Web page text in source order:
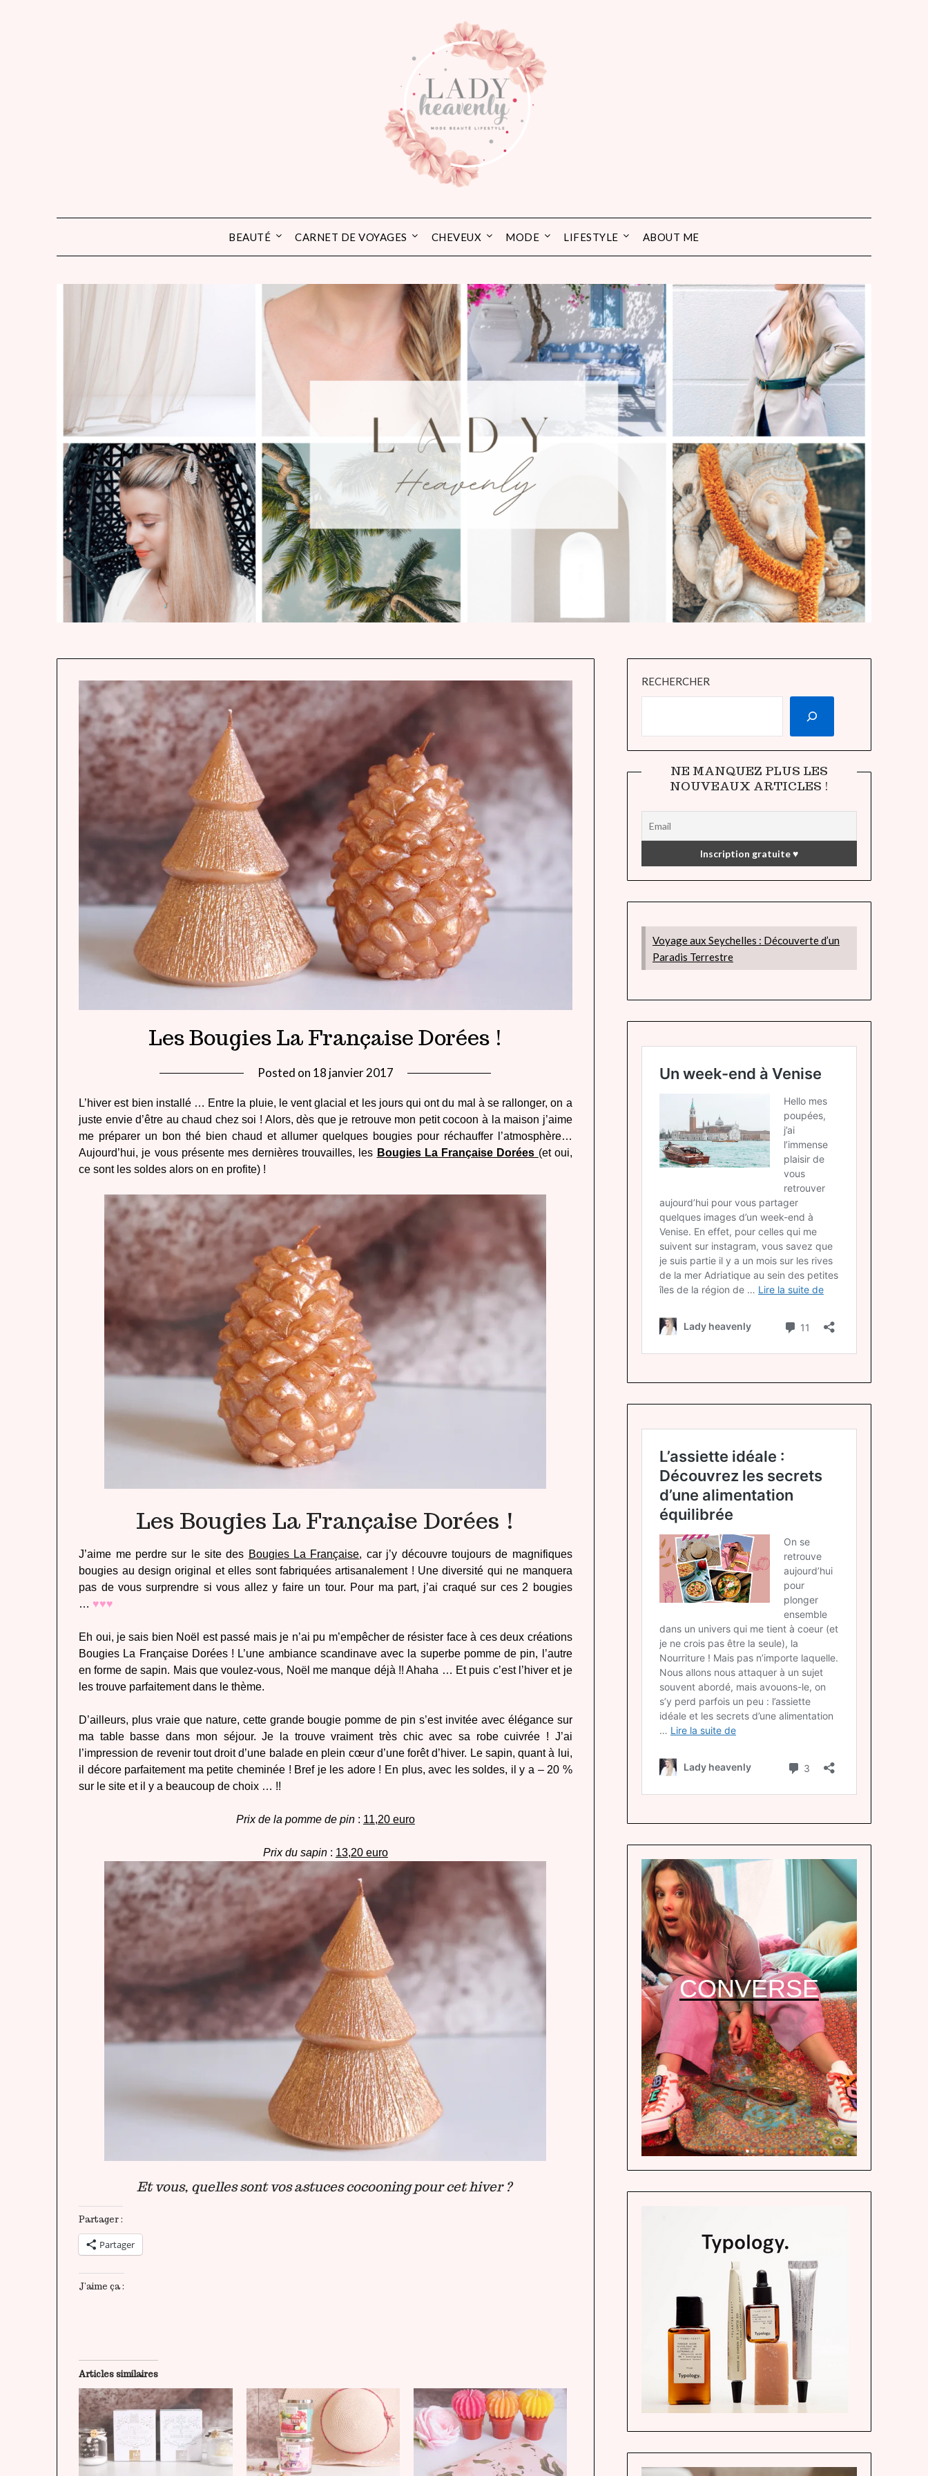
BEAUTÉ CARNET DE VOYAGES CHEVEUX MODE LIFESTYLE ABOUT ME
Les Bougies La Française Dorées !
Posted on 18 janvier 2017
heavenly
L’hiver est bien installé … Entre la pluie, le vent glacial et les jours qui ont du mal à se rallonger, on a
juste envie d’être au chaud chez soi ! Alors, dès que je retrouve mon petit cocoon à la maison j’aime
me préparer un bon thé bien chaud et allumer quelques bougies pour réchauffer l’atmosphère…
Aujourd’hui, je vous présente mes dernières trouvailles, les Bougies La Française Dorées (et oui,
ce sont les soldes alors on en profite) !
Les Bougies La Française Dorées !
J’aime me perdre sur le site des Bougies La Française, car j’y découvre toujours de magnifiques
bougies au design original et elles sont fabriquées artisanalement ! Une diversité qui ne manquera
pas de vous surprendre si vous allez y faire un tour. Pour ma part, j’ai craqué sur ces 2 bougies
… ♥♥♥
Eh oui, je sais bien Noël est passé mais je n’ai pu m’empêcher de résister face à ces deux créations
Bougies La Française Dorées ! L’une ambiance scandinave avec la superbe pomme de pin, l’autre
en forme de sapin. Mais que voulez-vous, Noël me manque déjà !! Ahaha … Et puis c’est l’hiver et je
les trouve parfaitement dans le thème.
D’ailleurs, plus vraie que nature, cette grande bougie pomme de pin s’est invitée avec élégance sur
ma table basse dans mon séjour. Je la trouve vraiment très chic avec sa robe cuivrée ! J’ai
l’impression de revenir tout droit d’une balade en plein cœur d’une forêt d’hiver. Le sapin, quant à lui,
il décore parfaitement ma petite cheminée ! Bref je les adore ! En plus, avec les soldes, il y a – 20 %
sur le site et il y a beaucoup de choix … !!
Prix de la pomme de pin: 11,20 euro
Prix du sapin: 13,20 euro
Et vous, quelles sont vos astuces cocooning pour cet hiver ?
Partager :
Partager
J’aime ça :
Articles similaires
RECHERCHER
NE MANQUEZ PLUS LES
NOUVEAUX ARTICLES !
Voyage aux Seychelles : Découverte d’un
Paradis Terrestre
CONVERSE